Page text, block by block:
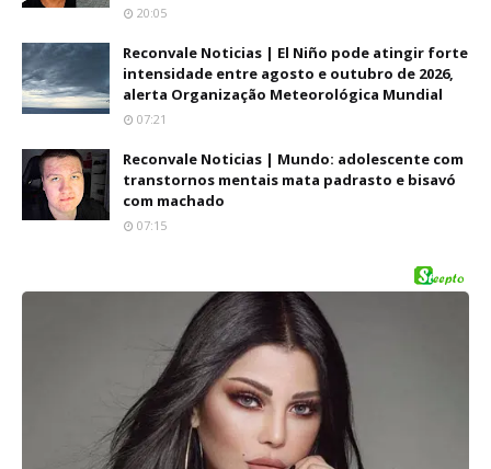
20:05
Reconvale Noticias | El Niño pode atingir forte
intensidade entre agosto e outubro de 2026,
alerta Organização Meteorológica Mundial
07:21
Reconvale Noticias | Mundo: adolescente com
transtornos mentais mata padrasto e bisavó
com machado
07:15